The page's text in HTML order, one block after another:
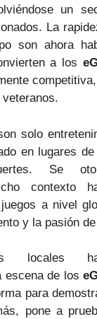
un
La
son ahora
a los
solo
en lugares
Se
contexto
a nivel
y la pasión
locales
escena de los
para
pone a